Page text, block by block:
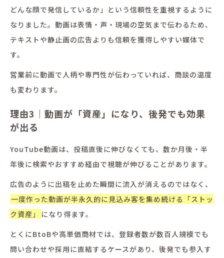
どんな顔で発信しているか」という信頼性を重視するように
なりました。動画は表情・声・現場の空気まで伝わるため、
テキストや静止画の広告よりも信頼を獲得しやすい媒体で
す。
営業前に動画で人柄や専門性が伝わっていれば、商談の温度
も変わります。
理由3｜動画が「資産」になり、後発でも効果
が出る
YouTube動画は、投稿直後に伸びなくても、数か月後・半
年後に検索やおすすめ経由で視聴が伸びることがあります。
広告のように出稿を止めた瞬間に流入が消えるのではなく、
一度作った動画が半永久的に見込み客を集め続ける「ストッ
ク資産」
になり得ます。
とくにBtoBや高単価商材では、登録者数が数百人規模でも
問い合わせや採用に直結するケースがあり、後発でも参入す